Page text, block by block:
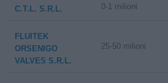
C.T.L. S.R.L. 0-1 milioni
FLUITEK
ORSENIGO
VALVES S.R.L.
25-50 milioni